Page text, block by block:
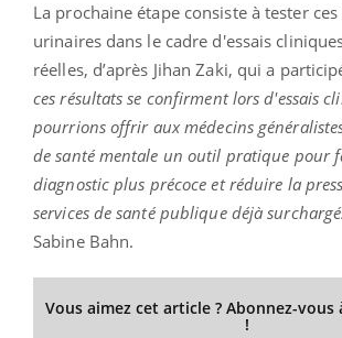
La prochaine étape consiste à tester
urinaires dans le cadre d'essais
réelles, d’après Jihan Zaki, qui a
ces résultats se confirment lors d'essais
pourrions offrir aux médecins
de santé mentale un outil pratique pour
diagnostic plus précoce et réduire la
services de santé publique déjà
Sabine Bahn.
Vous aimez cet article ? Abonnez-
!